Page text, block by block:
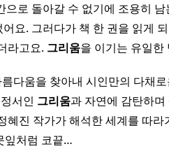
로 돌아갈 수 없기에 조용히 남
요. 그러다가 책 한 권을 읽게
라고요. 그리움을 이기는 유일한
다움을 찾아내 시인만의 다채
서인 그리움과 자연에 감탄하며
진 작가가 해석한 세계를 따라
잎처럼 코끝…